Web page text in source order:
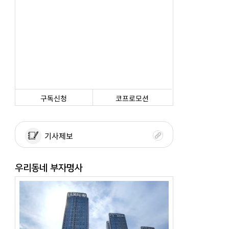
구독신청 코프로모션
기사제보
우리동네 부자명사